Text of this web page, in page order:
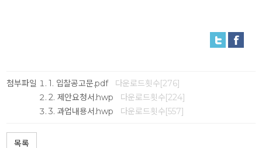
첨부파일 1. 입찰공고문.pdf
다운로드횟수[276]
2. 제안요청서.hwp
다운로드횟수[224]
3. 과업내용서.hwp
다운로드횟수[557]
목록